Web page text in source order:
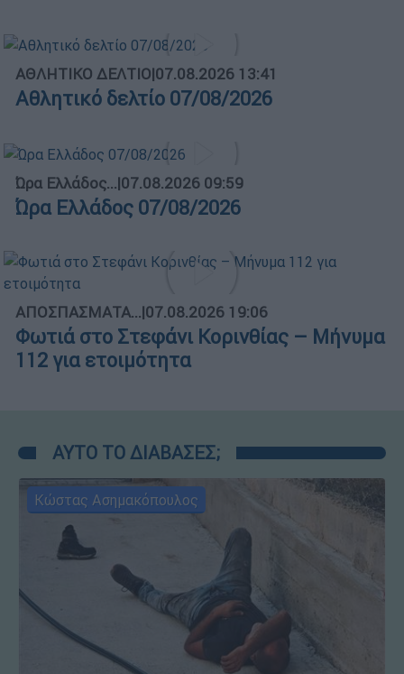
ΑΘΛΗΤΙΚΟ ΔΕΛΤΙΟ|07.08.2026 13:41
Αθλητικό δελτίο 07/08/2026
Ώρα Ελλάδος...|07.08.2026 09:59
Ώρα Ελλάδος 07/08/2026
ΑΠΟΣΠΑΣΜΑΤΑ...|07.08.2026 19:06
Φωτιά στο Στεφάνι Κορινθίας – Μήνυμα
112 για ετοιμότητα
ΑΥΤΟ ΤΟ ΔΙΑΒΑΣΕΣ;
Κώστας Ασημακόπουλος